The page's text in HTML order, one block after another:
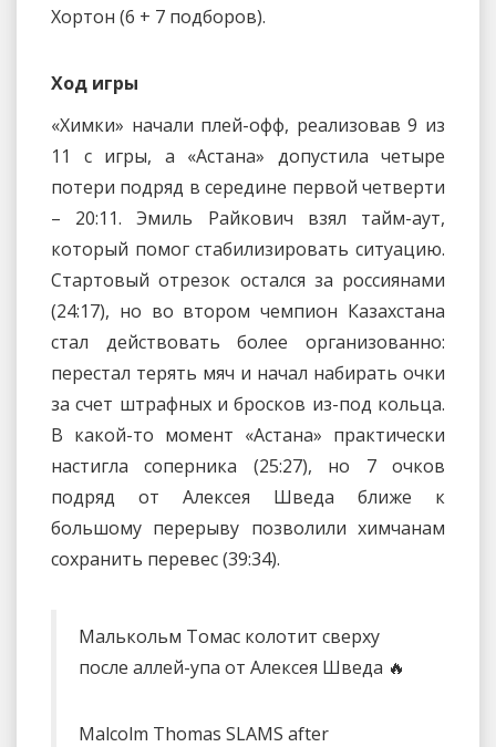
Хортон (6 + 7 подборов).
Ход игры
«Химки» начали плей-офф, реализовав 9 из
11 с игры, а «Астана» допустила четыре
потери подряд в середине первой четверти
– 20:11. Эмиль Райкович взял тайм-аут,
который помог стабилизировать ситуацию.
Стартовый отрезок остался за россиянами
(24:17), но во втором чемпион Казахстана
стал действовать более организованно:
перестал терять мяч и начал набирать очки
за счет штрафных и бросков из-под кольца.
В какой-то момент «Астана» практически
настигла соперника (25:27), но 7 очков
подряд от Алексея Шведа ближе к
большому перерыву позволили химчанам
сохранить перевес (39:34).
Малькольм Томас колотит сверху
после аллей-упа от Алексея Шведа 🔥
Malcolm Thomas SLAMS after